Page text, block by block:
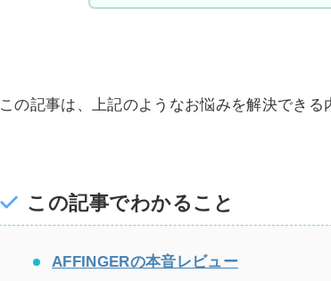
この記事は、上記のようなお悩みを解決できる
この記事でわかること
AFFINGERの本音レビュー